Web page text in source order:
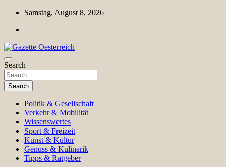
Skip
content
Samstag, August 8, 2026
Gazette Oesterreich
Magazin für Freizeit, Politik, Kultur & Wissenschaft
Search
Search
Politik & Gesellschaft
Verkehr & Mobilität
Wissenswertes
Sport & Freizeit
Kunst & Kultur
Genuss & Kulinarik
Tipps & Ratgeber